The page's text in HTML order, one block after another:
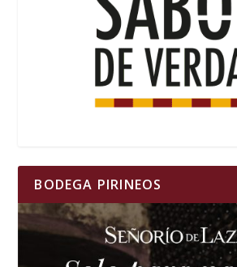
BODEGA PIRINEOS